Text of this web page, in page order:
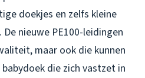
doekjes en zelfs kleine
nieuwe PE100-leidingen
maar ook die kunnen
die zich vastzet in